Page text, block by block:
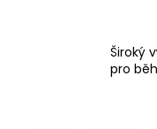
Široký
pro